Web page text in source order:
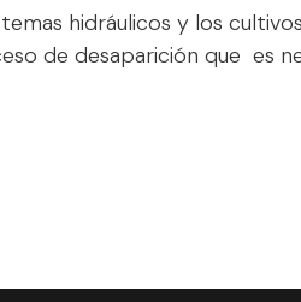
hidráulicos y los
de desaparición que es